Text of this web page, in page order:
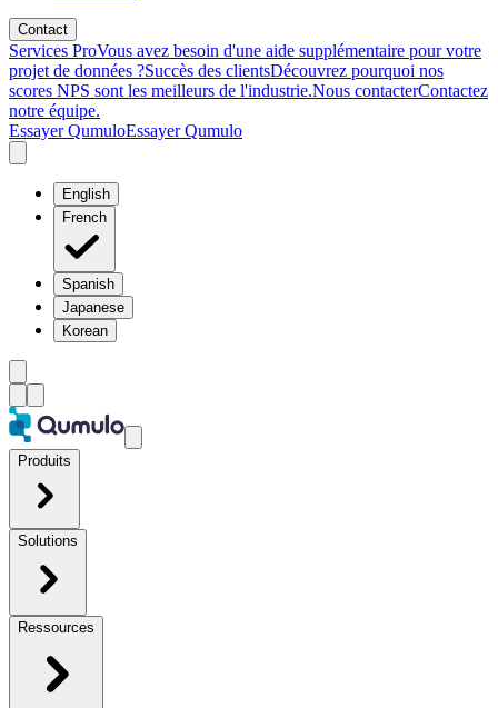
Contact
Services ProVous avez besoin d'une aide supplémentaire pour votre
projet de données ?Succès des clientsDécouvrez pourquoi nos
scores NPS sont les meilleurs de l'industrie.Nous contacterContactez
notre équipe.
Essayer QumuloEssayer Qumulo
English
French
Spanish
Japanese
Korean
Produits
Solutions
Ressources